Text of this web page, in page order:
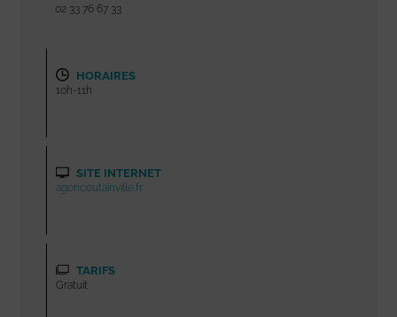
02 33 76 67 33
HORAIRES
10h-11h
SITE INTERNET
agoncoutainville.fr
TARIFS
Gratuit